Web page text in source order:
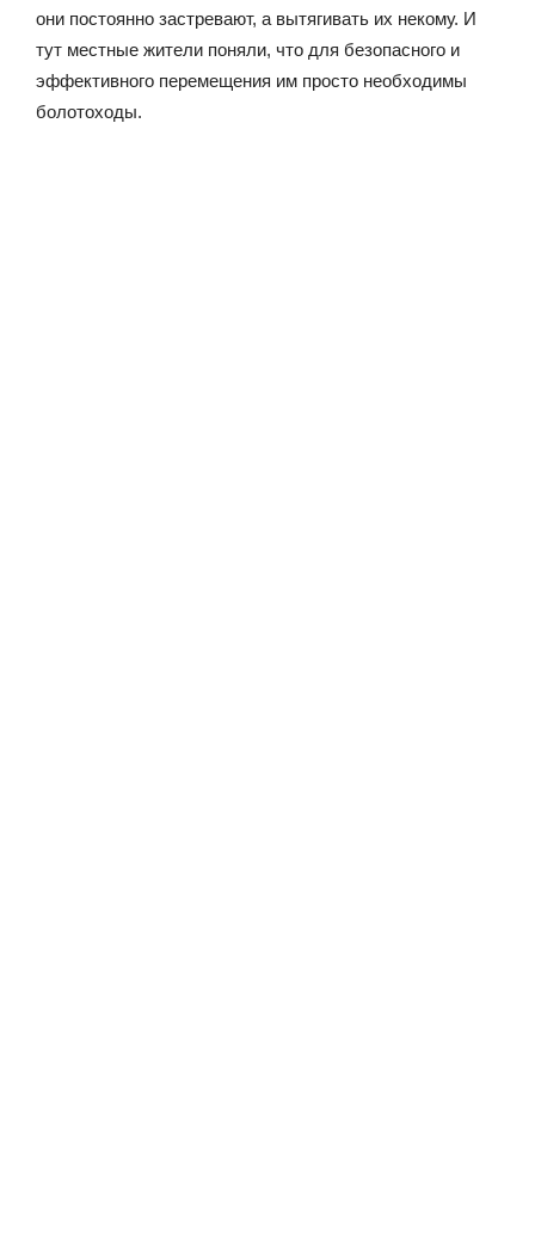
они постоянно застревают, а вытягивать их некому. И
тут местные жители поняли, что для безопасного и
эффективного перемещения им просто необходимы
болотоходы.